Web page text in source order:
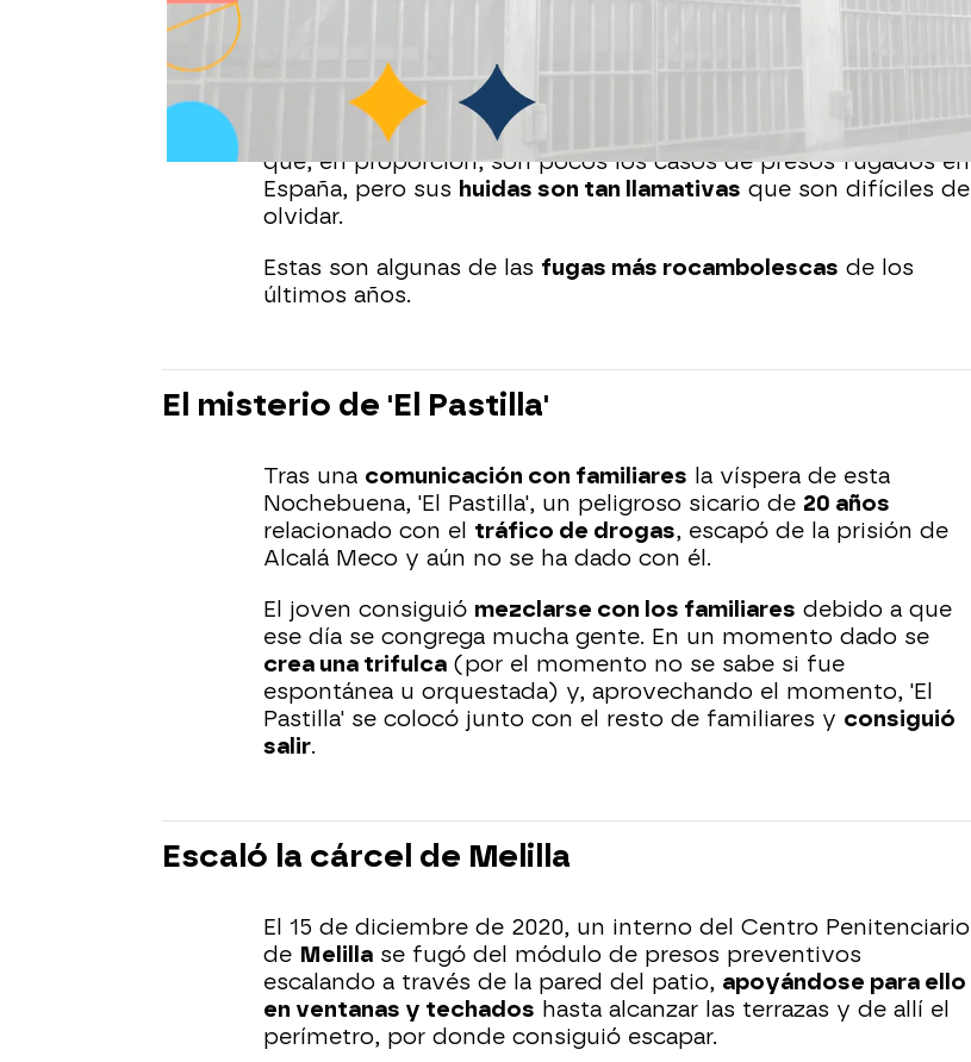
grandes fugas
Ibón Domínguez, del sindicato JUPOL ha asegurado que este
tipo de cosas pasa "menos de lo que pensamos". Y es cierto
que, en proporción, son pocos los casos de presos fugados en
España, pero sus huidas son tan llamativas que son difíciles de
olvidar.
Estas son algunas de las fugas más rocambolescas de los
últimos años.
El misterio de 'El Pastilla'
Tras una comunicación con familiares la víspera de esta
Nochebuena, 'El Pastilla', un peligroso sicario de 20 años
relacionado con el tráfico de drogas, escapó de la prisión de
Alcalá Meco y aún no se ha dado con él.
El joven consiguió mezclarse con los familiares debido a que
ese día se congrega mucha gente. En un momento dado se
crea una trifulca (por el momento no se sabe si fue
espontánea u orquestada) y, aprovechando el momento, 'El
Pastilla' se colocó junto con el resto de familiares y consiguió
salir.
Escaló la cárcel de Melilla
El 15 de diciembre de 2020, un interno del Centro Penitenciario
de Melilla se fugó del módulo de presos preventivos
escalando a través de la pared del patio, apoyándose para ello
en ventanas y techados hasta alcanzar las terrazas y de allí el
perímetro, por donde consiguió escapar.